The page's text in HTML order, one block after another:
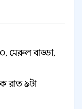
মেরুল বাড্ডা,
রাত ৯টা